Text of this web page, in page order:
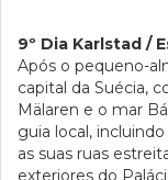
9º Dia Karlstad /
Após o pequeno-
capital da Suécia,
Mälaren e o mar
guia local,
as suas ruas
exteriores do